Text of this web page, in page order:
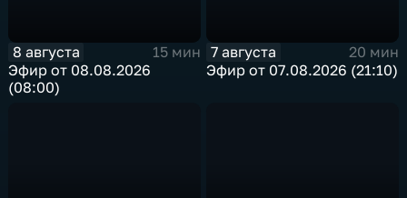
8 августа
15 мин
Эфир от 08.08.2026
(08:00)
7 августа
20 мин
Эфир от 07.08.2026 (21:10)